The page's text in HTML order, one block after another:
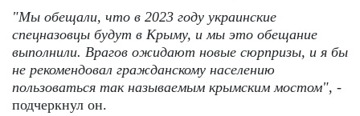
"Мы обещали, что в 2023 году украинские
спецназовцы будут в Крыму, и мы это обещание
выполнили. Врагов ожидают новые сюрпризы, и я бы
не рекомендовал гражданскому населению
пользоваться так называемым крымским мостом", -
подчеркнул он.